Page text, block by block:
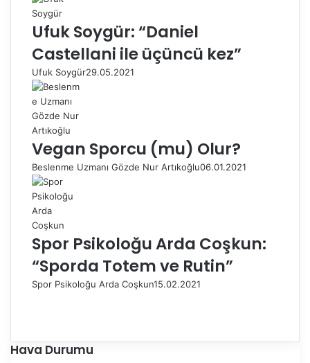
Ufuk Soygür: “Daniel
Castellani ile üçüncü kez”
Ufuk Soygür29.05.2021
Vegan Sporcu (mu) Olur?
Beslenme Uzmanı Gözde Nur Artıkoğlu06.01.2021
Spor Psikoloğu Arda Coşkun:
“Sporda Totem ve Rutin”
Spor Psikoloğu Arda Coşkun15.02.2021
e
k
n
Hava Durumu